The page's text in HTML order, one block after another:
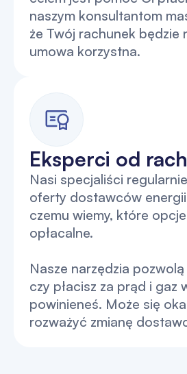
naszym konsultantom
że Twój rachunek będzie
umowa korzystna.
Eksperci od
Nasi specjaliści
oferty dostawców energii
czemu wiemy, które
opłacalne.
Nasze narzędzia
czy płacisz za prąd i gaz
powinieneś. Może się
rozważyć zmianę